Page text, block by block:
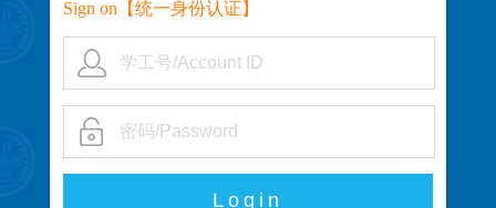
Sign on【统一身份认证 】